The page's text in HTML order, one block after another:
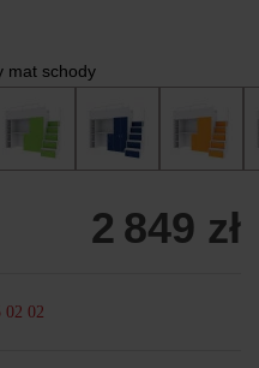
mat schody
2 849 zł
02 02